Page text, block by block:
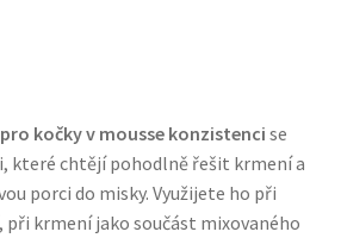
kočky v mousse konzistenci se
které chtějí pohodlně řešit krmení a
porci do misky. Využijete ho při
krmení jako součást mixovaného